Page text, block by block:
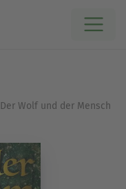
Der Wolf und der Mensch